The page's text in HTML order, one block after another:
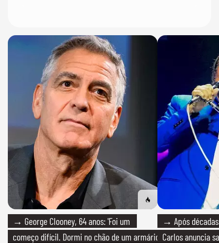
→ George Clooney, 64 anos: 'Foi um
começo difícil. Dormi no chão de um armário
→ Após
Carlos anuncia